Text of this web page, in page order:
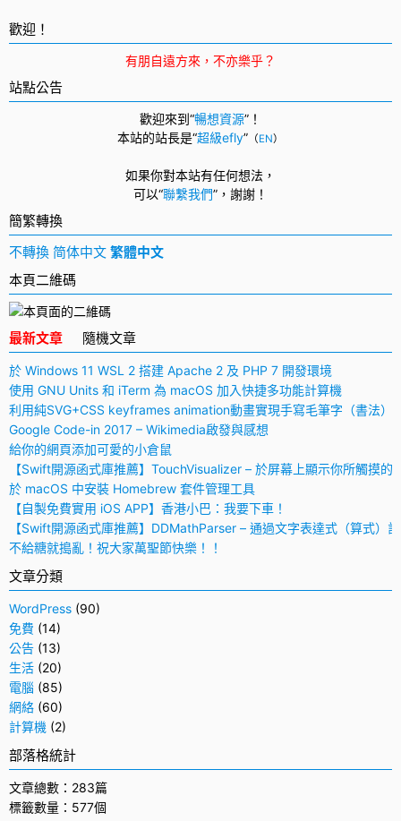
導
航
歡迎！
有朋自遠方來，不亦樂乎？
站點公告
歡迎來到“暢想資源”！
本站的站長是“超級efly” （EN）
如果你對本站有任何想法，
可以“聯繫我們”， 謝謝！
簡繁轉換
不轉換 简体中文 繁體中文
本頁二維碼
最新文章 隨機文章
於 Windows 11 WSL 2 搭建 Apache 2 及 PHP 7 開發環境
使用 GNU Units 和 iTerm 為 macOS 加入快捷多功能計算機
利用純SVG+CSS keyframes animation動畫實現手寫毛筆字（書法）
Google Code-in 2017 – Wikimedia啟發與感想
給你的網頁添加可愛的小倉鼠
【Swift開源函式庫推薦】TouchVisualizer – 於屏幕上顯示你所觸摸的
於 macOS 中安裝 Homebrew 套件管理工具
【自製免費實用 iOS APP】香港小巴：我要下車！
【Swift開源函式庫推薦】DDMathParser – 通過文字表達式（算式）
不給糖就搗亂！祝大家萬聖節快樂！！
文章分類
WordPress (90)
免費 (14)
公告 (13)
生活 (20)
電腦 (85)
網絡 (60)
計算機 (2)
部落格統計
文章總數：283篇
標籤數量：577個